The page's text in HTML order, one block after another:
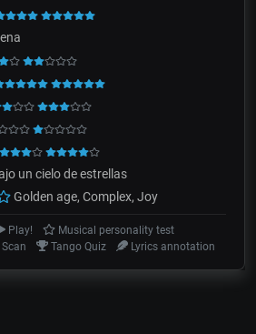
un cielo de estrellas
Golden age, Complex, Joy
Play!
Musical personality test
Tango Quiz Lyrics annotation